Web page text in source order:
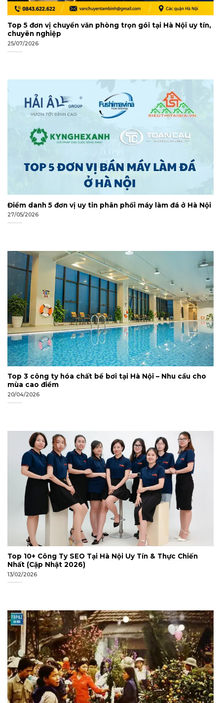
Top 5 đơn vị chuyển văn phòng trọn gói tại Hà Nội uy tín,
chuyên nghiệp
25/07/2026
Điểm danh 5 đơn vị uy tin phân phối máy làm đá ở Hà Nội
27/05/2026
Top 3 công ty hóa chất bể bơi tại Hà Nội – Nhu cầu cho
mùa cao điểm
20/04/2026
Top 10+ Công Ty SEO Tại Hà Nội Uy Tín & Thực Chiến
Nhất (Cập Nhật 2026)
13/02/2026